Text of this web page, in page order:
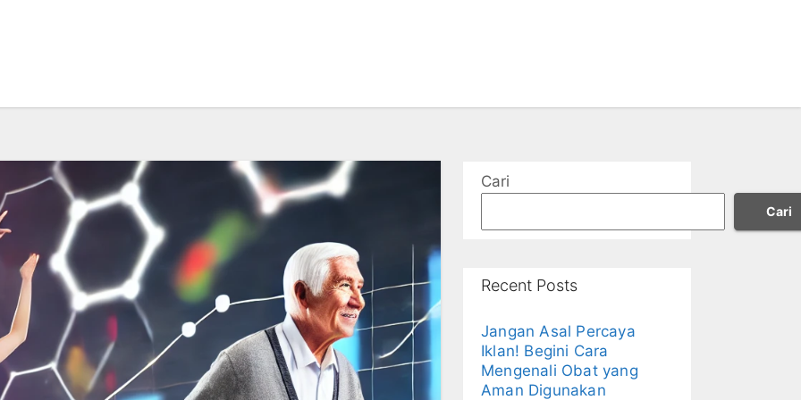
Cari
Cari
Recent Posts
Jangan Asal Percaya
Iklan! Begini Cara
Mengenali Obat yang
Aman Digunakan